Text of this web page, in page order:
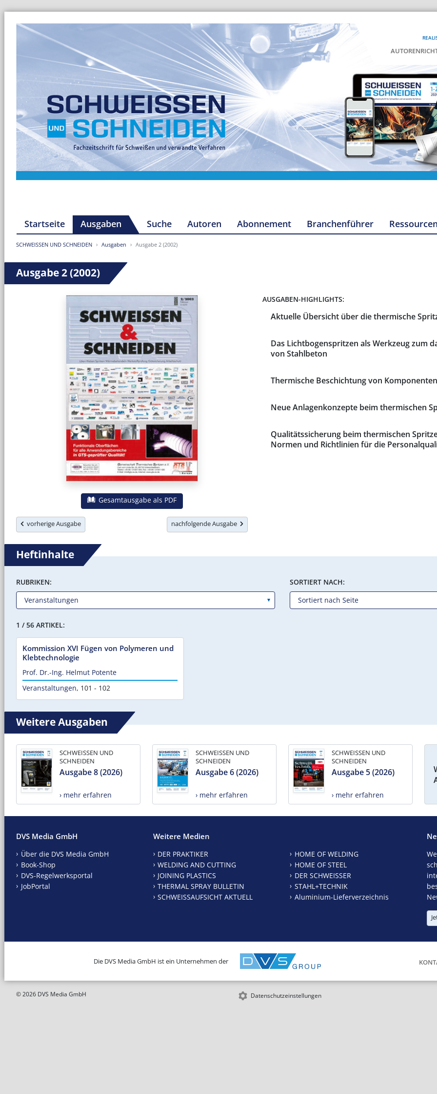
Startseite Ausgaben Suche Autoren Abonnement Branchenführer Ressourcen
SCHWEISSEN UND SCHNEIDEN Ausgaben Ausgabe 2 (2002)
Ausgabe 2 (2002)
Gesamtausgabe als PDF
vorherige Ausgabe nachfolgende Ausgabe
AUSGABEN-HIGHLIGHTS:
Aktuelle Übersicht über die thermische
Das Lichtbogenspritzen als Werkzeug zum
von Stahlbeton
Thermische Beschichtung von
Neue Anlagenkonzepte beim thermischen
Qualitätssicherung beim thermischen
Normen und Richtlinien für die
Heftinhalte
RUBRIKEN: SORTIERT NACH:
1 / 56 ARTIKEL:
Kommission XVI Fügen von Polymeren und
Klebtechnologie
Prof. Dr.-Ing. Helmut Potente
Veranstaltungen, 101 - 102
Weitere Ausgaben
SCHWEISSEN UND
SCHNEIDEN
Ausgabe 8 (2026)
› mehr erfahren
SCHWEISSEN UND
SCHNEIDEN
Ausgabe 6 (2026)
› mehr erfahren
SCHWEISSEN UND
SCHNEIDEN
Ausgabe 5 (2026)
› mehr erfahren
DVS Media GmbH
Über die DVS Media GmbH
Book-Shop
DVS-Regelwerksportal
JobPortal
Weitere Medien
DER PRAKTIKER
WELDING AND CUTTING
JOINING PLASTICS
THERMAL SPRAY BULLETIN
SCHWEISSAUFSICHT AKTUELL
HOME OF WELDING
HOME OF STEEL
DER SCHWEISSER
STAHL+TECHNIK
Aluminium-Lieferverzeichnis
Die DVS Media GmbH ist ein Unternehmen der
© 2026 DVS Media GmbH Datenschutzeinstellungen